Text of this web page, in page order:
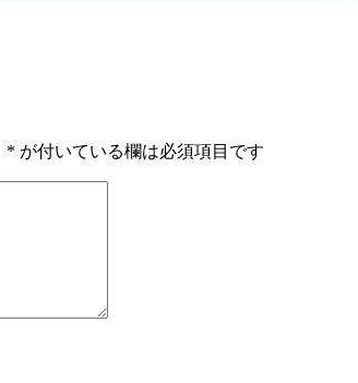
* が付いている欄は必須項目です